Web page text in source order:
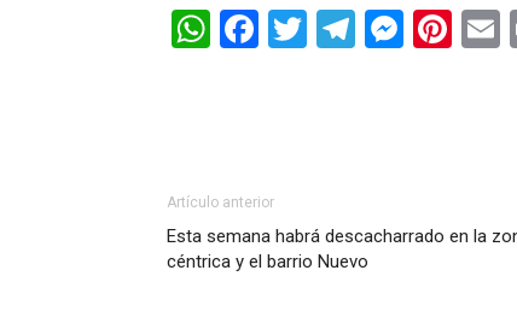
WhatsApp
Facebook
TwitterTelegram
Artículo anterior
Esta semana habrá descacharrado en la
céntrica y el barrio Nuevo